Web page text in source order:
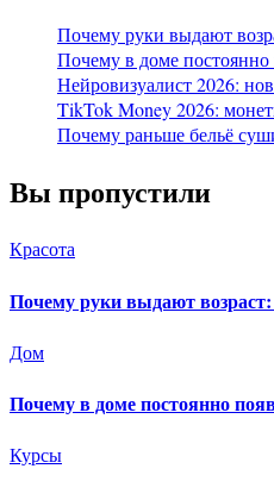
Почему руки выдают
Почему в доме
Нейровизуалист 2026:
TikTok Money 2026:
Почему раньше бельё
Вы пропустили
Красота
Почему руки выдают
Дом
Почему в доме постоянно
Курсы